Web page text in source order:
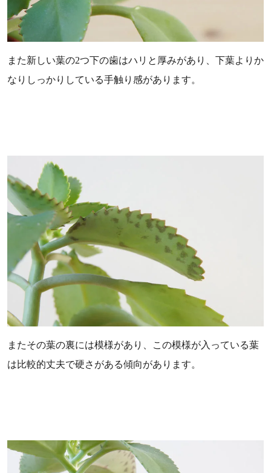
また新しい葉の2つ下の歯はハリと厚みがあり、下葉よりか
なりしっかりしている手触り感があります。
またその葉の裏には模様があり、この模様が入っている葉
は比較的丈夫で硬さがある傾向があります。